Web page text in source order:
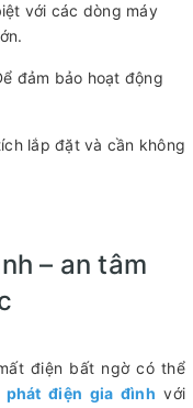
với các dòng máy
đảm bảo hoạt động
lắp đặt và cần không
– an tâm
điện bất ngờ có thể
phát điện gia đình với